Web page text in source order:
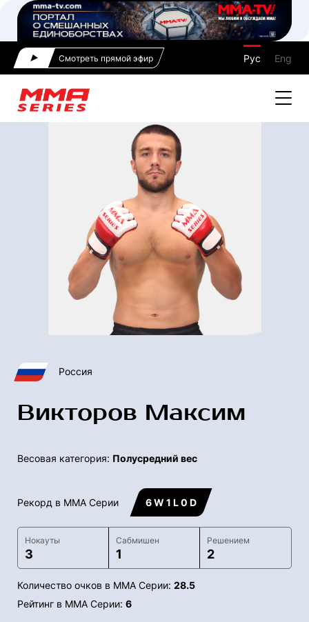
Смотреть прямой эфир Рус Eng
Россия
Викторов Максим
Весовая категория: Полусредний вес
Рекорд в ММА Серии 6 W 1 L 0 D
Нокауты
3
Сабмишен
1
Решением
2
Количество очков в ММА Серии: 28.5
Рейтинг в ММА Серии: 6